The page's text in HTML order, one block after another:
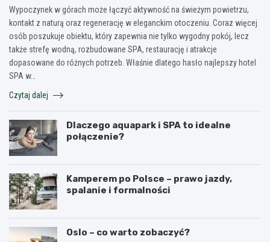
Wypoczynek w górach może łączyć aktywność na świeżym powietrzu,
kontakt z naturą oraz regenerację w eleganckim otoczeniu. Coraz więcej
osób poszukuje obiektu, który zapewnia nie tylko wygodny pokój, lecz
także strefę wodną, rozbudowane SPA, restaurację i atrakcje
dopasowane do różnych potrzeb. Właśnie dlatego hasło najlepszy hotel
SPA w…
Czytaj dalej
Dlaczego aquapark i SPA to idealne
połączenie?
Kamperem po Polsce – prawo jazdy,
spalanie i formalności
Oslo – co warto zobaczyć?